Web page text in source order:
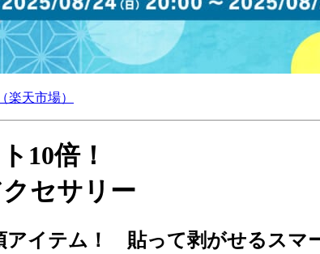
楽天市場）
10倍！
セサリー
アイテム！ 貼って剥がせるスマ